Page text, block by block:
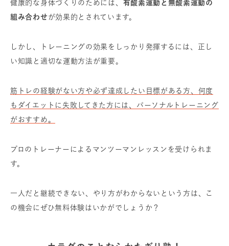
健康的な身体づくりのためには、 有酸素運動と無酸素運動の
組み合わせ が効果的とされています。
しかし、トレーニングの効果をしっかり発揮するには、正し
い知識と適切な運動方法が重要。
筋トレの経験がない方や必ず達成したい目標がある方、何度
もダイエットに失敗してきた方には、パーソナルトレーニング
がおすすめ。
プロのトレーナーによるマンツーマンレッスンを受けられま
す。
一人だと継続できない、やり方がわからないという方は、こ
の機会にぜひ無料体験はいかがでしょうか？